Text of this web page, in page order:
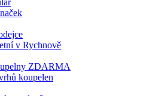
v Rychnově
ZDARMA
koupelen